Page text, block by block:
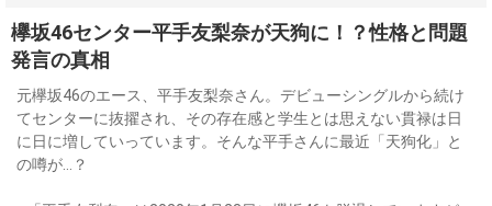
欅坂46センター平手友梨奈が天狗に！？性格と問題
発言の真相
元欅坂46のエース、平手友梨奈さん。デビューシングルから続け
てセンターに抜擢され、その存在感と学生とは思えない貫禄は日
に日に増していっています。そんな平手さんに最近「天狗化」と
の噂が…？